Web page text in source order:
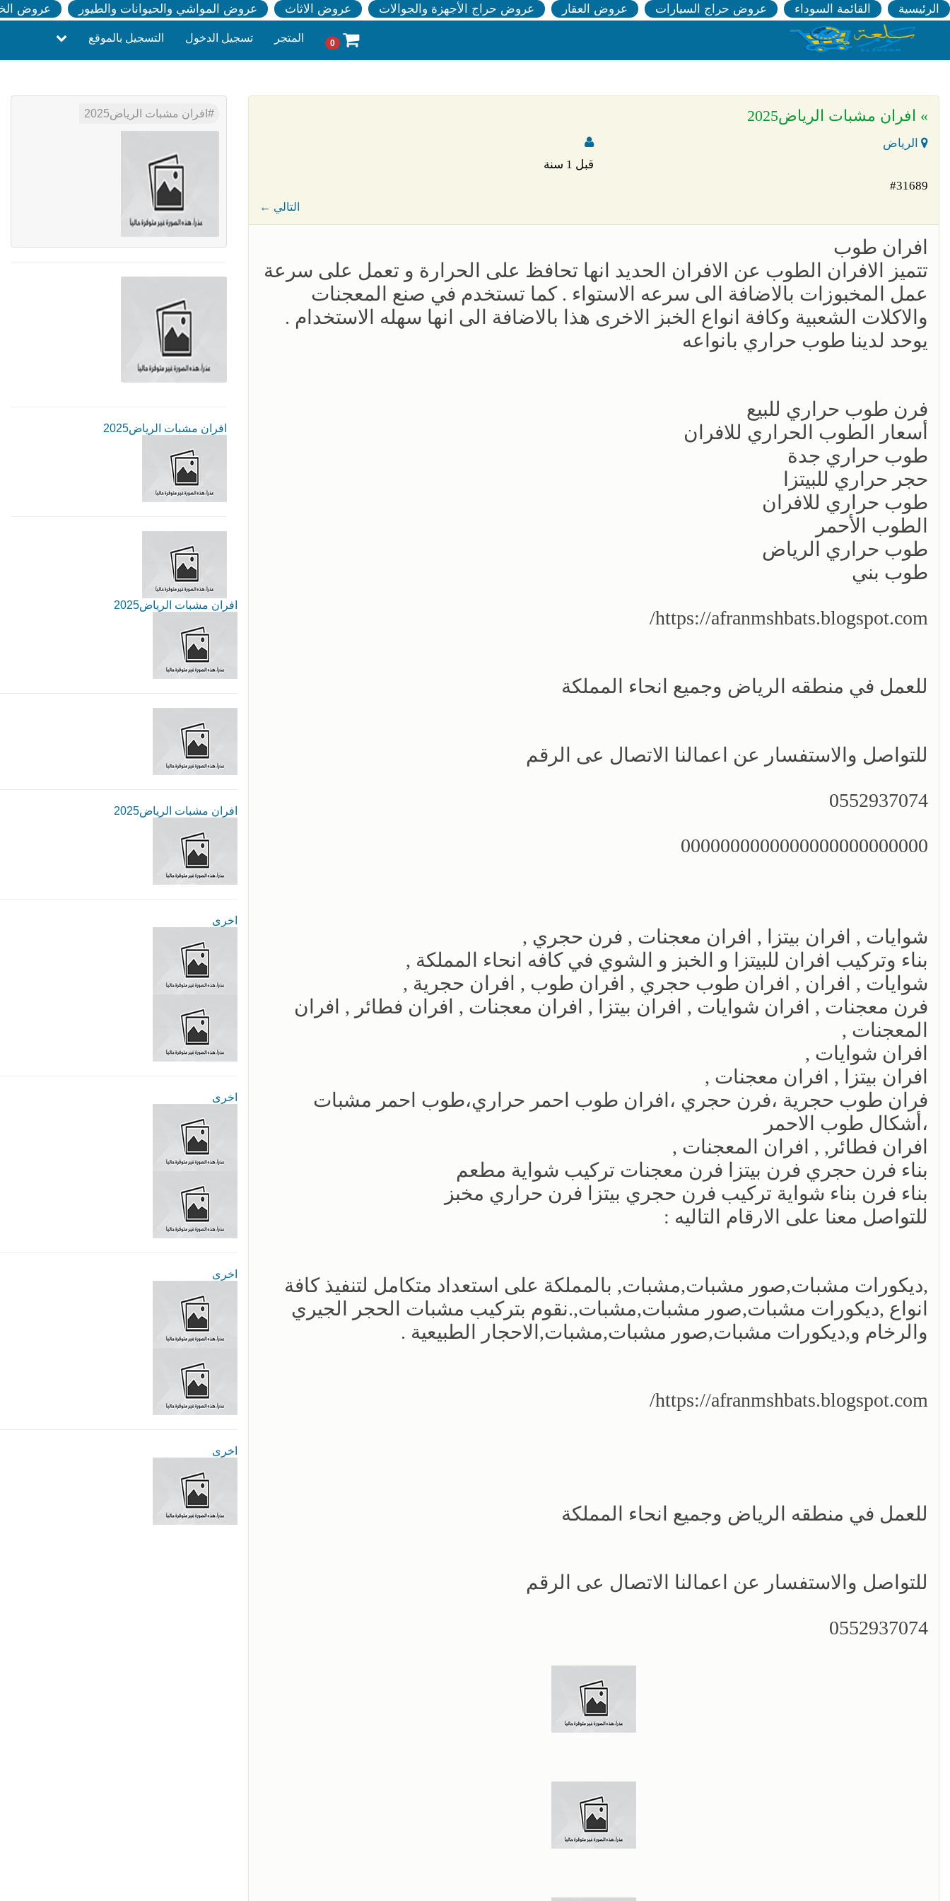
الرئيسية القائمة السوداء عروض حراج السيارات عروض العقار عروض حراج الأجهزة والجوالات عروض الاثاث عروض المواشي والحيوانات والطيور عروض
0 المتجر تسجيل الدخول التسجيل بالموقع
» افران مشبات الرياض2025
الرياض
قبل 1 سنة
#31689
← التالي
افران طوب
تتميز الافران الطوب عن الافران الحديد انها تحافظ على الحرارة و تعمل على سرعة
عمل المخبوزات بالاضافة الى سرعه الاستواء . كما تستخدم في صنع المعجنات
والاكلات الشعبية وكافة انواع الخبز الاخرى هذا بالاضافة الى انها سهله الاستخدام .
يوحد لدينا طوب حراري بانواعه
فرن طوب حراري للبيع
أسعار الطوب الحراري للافران
طوب حراري جدة
حجر حراري للبيتزا
طوب حراري للافران
الطوب الأحمر
طوب حراري الرياض
طوب بني
https://afranmshbats.blogspot.com/
للعمل في منطقه الرياض وجميع انحاء المملكة
للتواصل والاستفسار عن اعمالنا الاتصال عى الرقم
0552937074
0000000000000000000000000
شوايات , افران بيتزا , افران معجنات , فرن حجري ,
بناء وتركيب افران للبيتزا و الخبز و الشوي في كافه انحاء المملكة ,
شوايات , افران , افران طوب حجري , افران طوب , افران حجرية ,
فرن معجنات , افران شوايات , افران بيتزا , افران معجنات , افران فطائر , افران
المعجنات ,
افران شوايات ,
افران بيتزا , افران معجنات ,
فران طوب حجرية ،فرن حجري ،افران طوب احمر حراري،طوب احمر مشبات
،أشكال طوب الاحمر
افران فطائر, , افران المعجنات ,
بناء فرن حجري فرن بيتزا فرن معجنات تركيب شواية مطعم
بناء فرن بناء شواية تركيب فرن حجري بيتزا فرن حراري مخبز
للتواصل معنا على الارقام التاليه :
,ديكورات مشبات,صور مشبات,مشبات, بالمملكة على استعداد متكامل لتنفيذ كافة
انواع ,ديكورات مشبات,صور مشبات,مشبات,.نقوم بتركيب مشبات الحجر الجيري
والرخام و,ديكورات مشبات,صور مشبات,مشبات,الاحجار الطبيعية .
https://afranmshbats.blogspot.com/
للعمل في منطقه الرياض وجميع انحاء المملكة
للتواصل والاستفسار عن اعمالنا الاتصال عى الرقم
0552937074
افران مشبات الرياض2025
افران مشبات الرياض2025
افران مشبات الرياض2025
افران مشبات الرياض2025
اخرى
اخرى
اخرى
اخرى